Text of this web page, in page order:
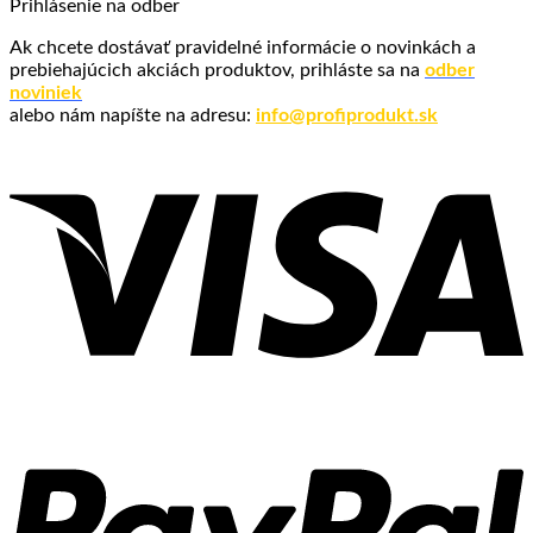
Prihlásenie na odber
Ak chcete dostávať pravidelné informácie o novinkách a
prebiehajúcich akciách produktov, prihláste sa na odber
noviniek
alebo nám napíšte na adresu: info@profiprodukt.sk